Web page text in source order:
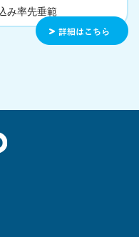
み率先垂範